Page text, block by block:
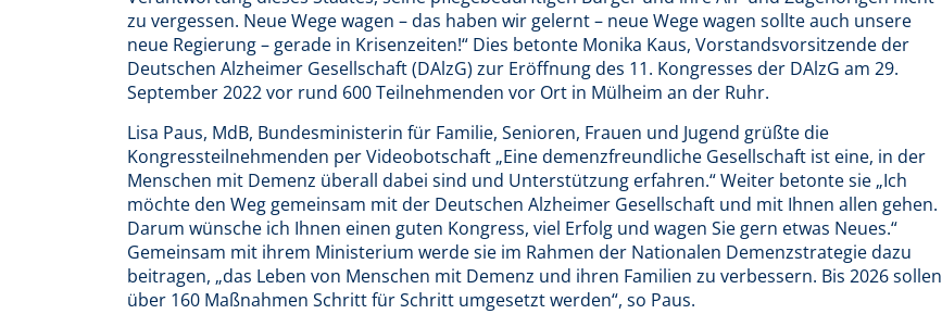
zu vergessen. Neue Wege wagen – das haben wir gelernt – neue Wege wagen sollte auch unsere
neue Regierung – gerade in Krisenzeiten!“ Dies betonte Monika Kaus, Vorstandsvorsitzende der
Deutschen Alzheimer Gesellschaft (DAlzG) zur Eröffnung des 11. Kongresses der DAlzG am 29.
September 2022 vor rund 600 Teilnehmenden vor Ort in Mülheim an der Ruhr.
Lisa Paus, MdB, Bundesministerin für Familie, Senioren, Frauen und Jugend grüßte die
Kongressteilnehmenden per Videobotschaft „Eine demenzfreundliche Gesellschaft ist eine, in der
Menschen mit Demenz überall dabei sind und Unterstützung erfahren.“ Weiter betonte sie „Ich
möchte den Weg gemeinsam mit der Deutschen Alzheimer Gesellschaft und mit Ihnen allen gehen.
Darum wünsche ich Ihnen einen guten Kongress, viel Erfolg und wagen Sie gern etwas Neues.“
Gemeinsam mit ihrem Ministerium werde sie im Rahmen der Nationalen Demenzstrategie dazu
beitragen, „das Leben von Menschen mit Demenz und ihren Familien zu verbessern. Bis 2026 sollen
über 160 Maßnahmen Schritt für Schritt umgesetzt werden“, so Paus.